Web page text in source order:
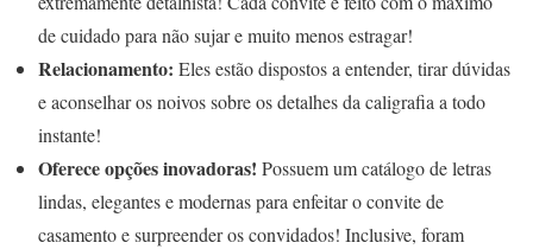
de cuidado para não sujar e muito menos estragar!
Relacionamento: Eles estão dispostos a entender, tirar dúvidas
e aconselhar os noivos sobre os detalhes da caligrafia a todo
instante!
Oferece opções inovadoras! Possuem um catálogo de letras
lindas, elegantes e modernas para enfeitar o convite de
casamento e surpreender os convidados! Inclusive, foram